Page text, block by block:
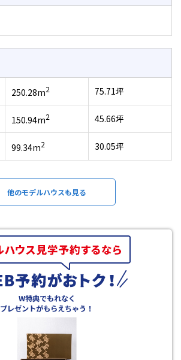
250.28m2 75.71坪
150.94m2 45.66坪
99.34m2 30.05坪
他のモデルハウスも見る
W特典でもれなく
プレゼントがもらえちゃう！